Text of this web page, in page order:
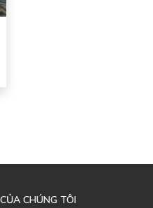
CHÚNG TÔI